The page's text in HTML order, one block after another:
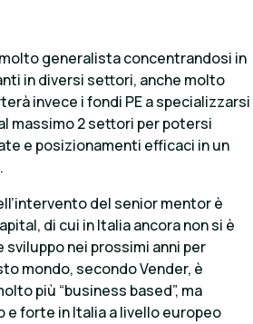
generalista concentrandosi in
in diversi settori, anche molto
invece i fondi PE a specializzarsi
massimo 2 settori per potersi
e posizionamenti efficaci in un
del senior mentor è
di cui in Italia ancora non si è
nei prossimi anni per
mondo, secondo Vender, è
più “business based”, ma
e forte in Italia a livello europeo